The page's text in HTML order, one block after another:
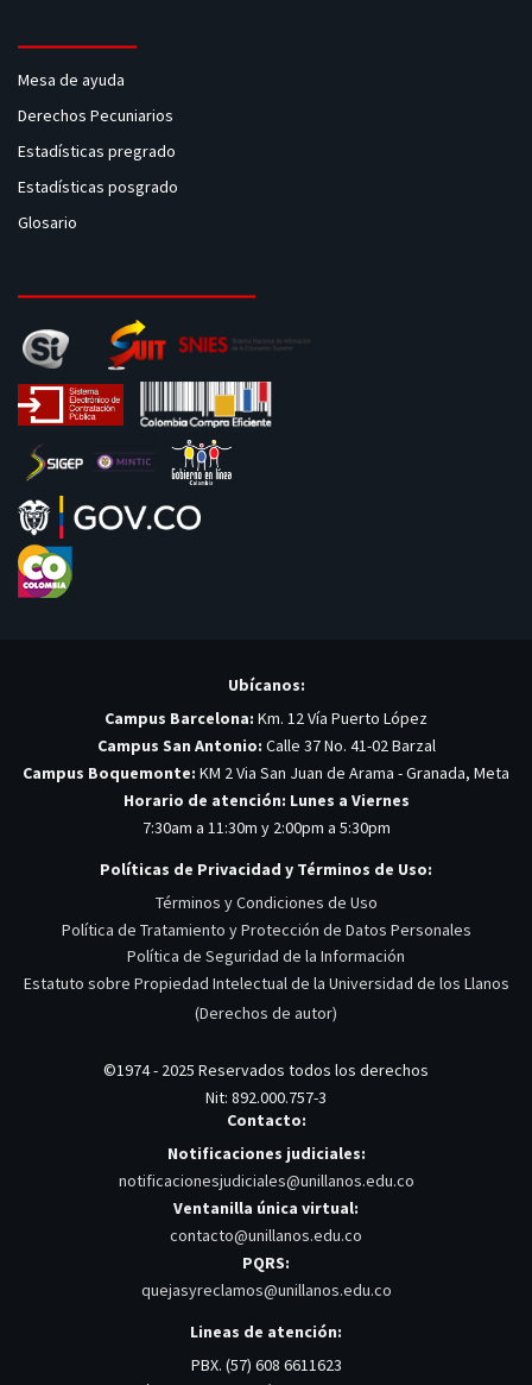
Mesa de ayuda
Derechos Pecuniarios
Estadísticas pregrado
Estadísticas posgrado
Glosario
Ubícanos:
Campus Barcelona: Km. 12 Vía Puerto López
Campus San Antonio: Calle 37 No. 41-02 Barzal
Campus Boquemonte: KM 2 Via San Juan de Arama - Granada, Meta
Horario de atención: Lunes a Viernes
7:30am a 11:30m y 2:00pm a 5:30pm
Políticas de Privacidad y Términos de Uso:
Términos y Condiciones de Uso
Política de Tratamiento y Protección de Datos Personales
Política de Seguridad de la Información
Estatuto sobre Propiedad Intelectual de la Universidad de los Llanos
(Derechos de autor)
©1974 - 2025 Reservados todos los derechos
Nit: 892.000.757-3
Contacto:
Notificaciones judiciales:
notificacionesjudiciales@unillanos.edu.co
Ventanilla única virtual:
contacto@unillanos.edu.co
PQRS:
quejasyreclamos@unillanos.edu.co
Lineas de atención:
PBX. (57) 608 6611623